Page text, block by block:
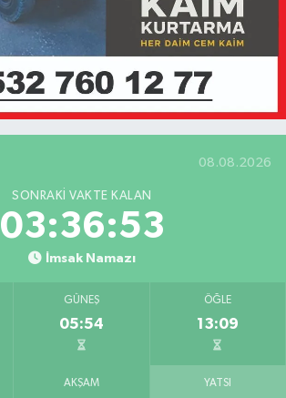
08.08.2026
SONRAKI VAKTE KALAN
03:36:53
İmsak Namazı
GÜNEŞ
05:54
ÖĞLE
13:09
AKŞAM YATSI